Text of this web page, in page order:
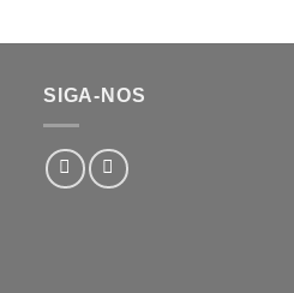
SIGA-NOS